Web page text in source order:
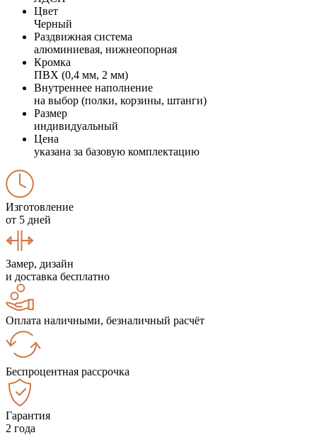
Цвет
Черный
Раздвижная система
алюминиевая, нижнеопорная
Кромка
ПВХ (0,4 мм, 2 мм)
Внутреннее наполнение
на выбор (полки, корзины, штанги)
Размер
индивидуальный
Цена
указана за базовую комплектацию
Изготовление
от 5 дней
Замер, дизайн
и доставка бесплатно
Оплата наличными, безналичный расчёт
Беспроцентная рассрочка
Гарантия
2 года